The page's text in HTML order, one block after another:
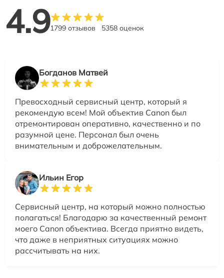
4.91799 отзывов 5358 оценок
Богданов Матвей
Превосходный сервисный центр, который я
рекомендую всем! Мой объектив Canon был
отремонтирован оперативно, качественно и по
разумной цене. Персонал был очень
внимательным и доброжелательным.
Ильин Егор
Сервисный центр, на который можно полностью
полагаться! Благодарю за качественный ремонт
моего Canon объектива. Всегда приятно видеть,
что даже в неприятных ситуациях можно
рассчитывать на них.